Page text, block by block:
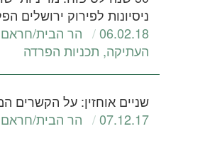
ניסיונות לפירוק ירושלים
06.02.18
הר הבית/
העתיקה, תכניות הפרדה
שניים אוחזין: על הקשרים
07.12.17
הר הבית/